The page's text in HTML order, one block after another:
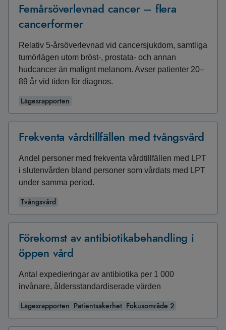
Femårsöverlevnad cancer – flera
cancerformer
Relativ 5-årsöverlevnad vid cancersjukdom, samtliga
tumörlägen utom bröst-, prostata- och annan
hudcancer än malignt melanom. Avser patienter 20–
89 år vid tiden för diagnos.
Lägesrapporten
Frekventa vårdtillfällen med tvångsvård
Andel personer med frekventa vårdtillfällen med LPT
i slutenvården bland personer som vårdats med LPT
under samma period.
Tvångsvård
Förekomst av antibiotikabehandling i
öppen vård
Antal expedieringar av antibiotika per 1 000
invånare, åldersstandardiserade värden
Lägesrapporten Patientsäkerhet Fokusområde 2